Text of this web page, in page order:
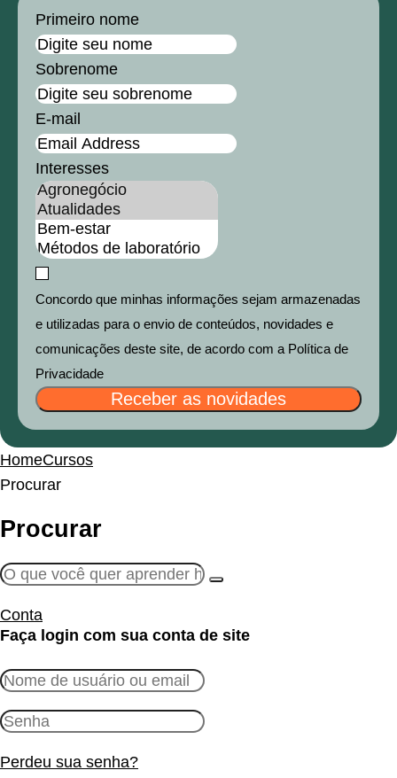
Primeiro nome
Sobrenome
E-mail
Interesses
Concordo que minhas informações sejam armazenadas
e utilizadas para o envio de conteúdos, novidades e
comunicações deste site, de acordo com a Política de
Privacidade
Receber as novidades
HomeCursos
Procurar
Procurar
Conta
Faça login com sua conta de site
Perdeu sua senha?